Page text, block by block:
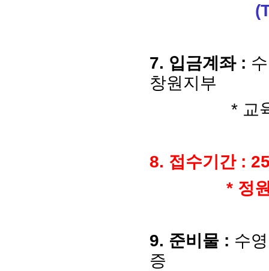
7. 입금계좌:
창원지부
* 교
8. 접수기간:
* 정
9. 준비물 : 수
증